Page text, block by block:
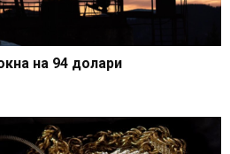
на 94 долари